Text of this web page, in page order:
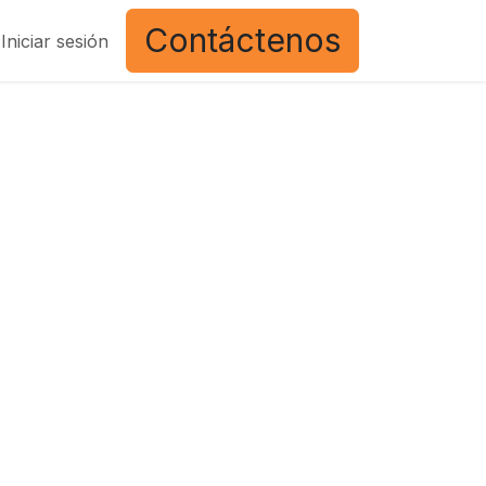
Iniciar sesión Contáctenos